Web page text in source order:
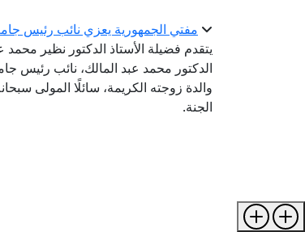
مفتي الجمهورية يعزي نائب رئيس
يتقدم فضيلة الأستاذ الدكتور نظير
الدكتور محمد عبد المالك، نائب رئيس
والدة زوجته الكريمة، سائلًا المولى
الجنة.